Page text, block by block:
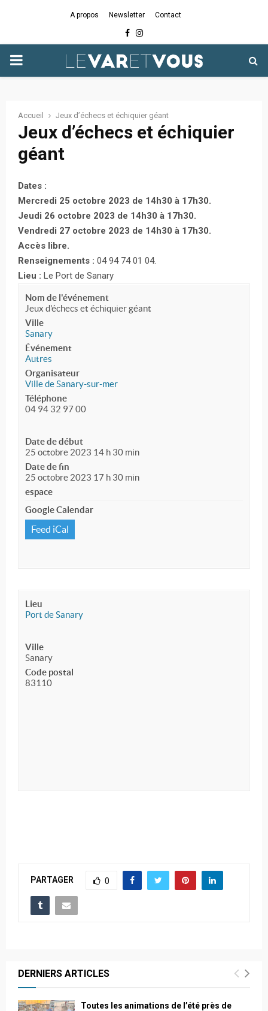
A propos Newsletter Contact
Facebook
Instagram
PRIMARY
Accueil Jeux d’échecs et échiquier géant
Jeux d’échecs et échiquier
géant
Dates :
Mercredi 25 octobre 2023 de 14h30 à 17h30.
Jeudi 26 octobre 2023 de 14h30 à 17h30.
Vendredi 27 octobre 2023 de 14h30 à 17h30.
Accès libre.
Renseignements : 04 94 74 01 04.
Lieu : Le Port de Sanary
Nom de l'événement
Jeux d'échecs et échiquier géant
Ville
Sanary
Événement
Autres
Organisateur
Ville de Sanary-sur-mer
Téléphone
04 94 32 97 00
Date de début
25 octobre 2023 14 h 30 min
Date de fin
25 octobre 2023 17 h 30 min
espace
Google Calendar
Feed iCal
Lieu
Port de Sanary
Ville
Sanary
Code postal
83110
PARTAGER 0
DERNIERS ARTICLES
Toutes les animations de l’été près de